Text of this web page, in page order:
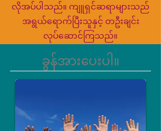
လိုအပ်ပါသည်။ ကျူရှင်ဆရာများသည်
အရွယ်ရောက်ပြီးသူနှင့် တဦးချင်း
လုပ်ဆောင်ကြသည်။
ခွန်အားပေးပါ။